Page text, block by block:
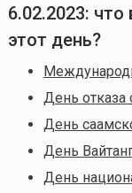
6.02.2023:
этот день?
День отказа
День
День
День